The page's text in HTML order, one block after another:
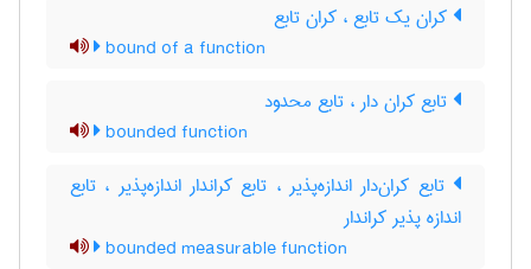
کران یک تابع ، کران تابع
bound of a function
تابع کران دار ، تابع محدود
bounded function
تابع کران‌دار اندازه‌پذیر ، تابع کراندار اندازه‌پذیر ، تابع
اندازه پذیر کراندار
bounded measurable function